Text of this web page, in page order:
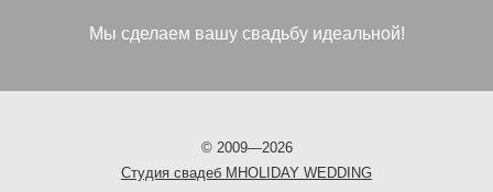
Мы сделаем вашу свадьбу идеальной!
© 2009—2026
Cтудия свадеб MHOLIDAY WEDDING